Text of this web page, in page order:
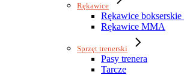
Rękawice
Rękawice
Rękawice MMA
Sprzęt trenerski
Pasy trenera
Tarcze